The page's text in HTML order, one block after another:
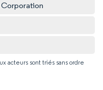
Corporation
acteurs sont triés sans ordre